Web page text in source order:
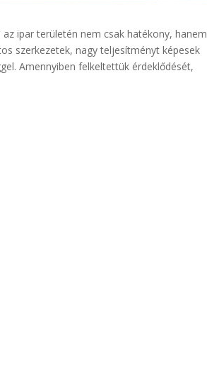
ipar területén nem csak hatékony, hanem
szerkezetek, nagy teljesítményt képesek
Amennyiben felkeltettük érdeklődését,